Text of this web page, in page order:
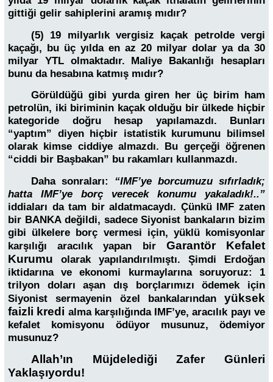
gittiği gelir sahiplerini aramış mıdır?
(5) 19 milyarlık vergisiz kaçak petrolde vergi
kaçağı, bu üç yılda en az 20 milyar dolar ya da 30
milyar YTL olmaktadır. Maliye Bakanlığı hesapları
bunu da hesabına katmış mıdır?
Görüldüğü gibi yurda giren her üç birim ham
petrolün, iki biriminin kaçak olduğu bir ülkede hiçbir
kategoride doğru hesap yapılamazdı. Bunları
“yaptım” diyen hiçbir istatistik kurumunu bilimsel
olarak kimse ciddiye almazdı. Bu gerçeği öğrenen
“ciddi bir Başbakan” bu rakamları kullanmazdı.
Daha sonraları: “IMF’ye borcumuzu sıfırladık;
hatta IMF’ye borç verecek konumu yakaladık!..”
iddiaları da tam bir aldatmacaydı. Çünkü IMF zaten
bir BANKA değildi, sadece Siyonist bankaların bizim
gibi ülkelere borç vermesi için, yüklü komisyonlar
karşılığı aracılık yapan bir Garantör Kefalet
Kurumu olarak yapılandırılmıştı. Şimdi Erdoğan
iktidarına ve ekonomi kurmaylarına soruyoruz: 1
trilyon doları aşan dış borçlarımızı ödemek için
Siyonist sermayenin özel bankalarından yüksek
faizli kredi alma karşılığında IMF’ye, aracılık payı ve
kefalet komisyonu ödüyor musunuz, ödemiyor
musunuz?
Allah’ın Müjdelediği Zafer Günleri
Yaklaşıyordu!